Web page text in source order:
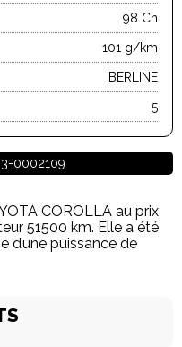
98 Ch
101 g/km
BERLINE
5
0002109
COROLLA au prix
51500 km. Elle a été
puissance de